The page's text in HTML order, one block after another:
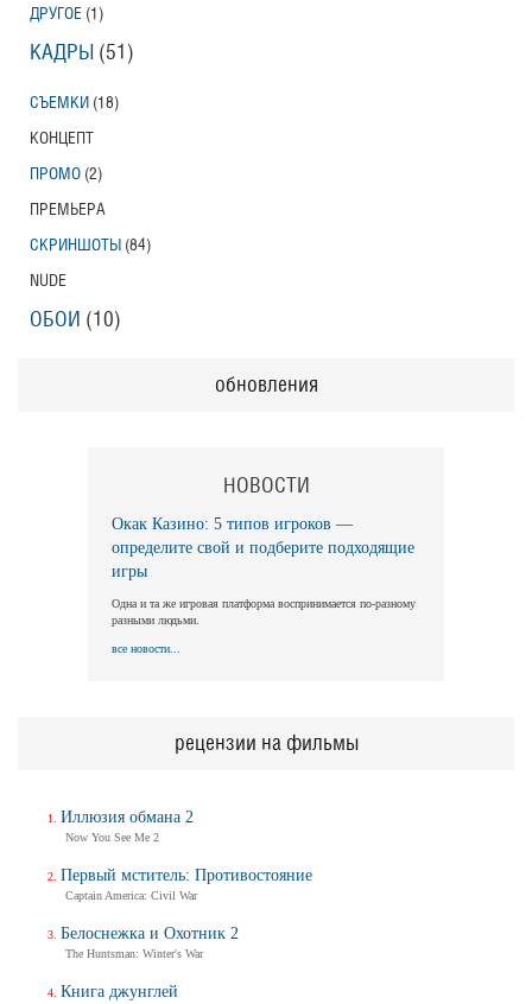
ДРУГОЕ (1)
КАДРЫ (51)
СЪЕМКИ (18)
КОНЦЕПТ
ПРОМО (2)
ПРЕМЬЕРА
СКРИНШОТЫ (84)
NUDE
ОБОИ (10)
обновления
НОВОСТИ
Окак Казино: 5 типов игроков —
определите свой и подберите подходящие
игры
Одна и та же игровая платформа воспринимается по-разному
разными людьми.
все новости...
рецензии на фильмы
Иллюзия обмана 2
Now You See Me 2
Первый мститель: Противостояние
Captain America: Civil War
Белоснежка и Охотник 2
The Huntsman: Winter's War
Книга джунглей